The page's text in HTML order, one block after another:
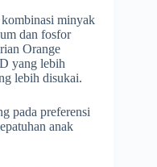
minyak
dan fosfor
Orange
yang lebih
lebih disukai.
pada preferensi
anak